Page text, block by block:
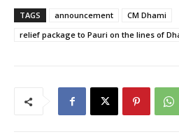
c
e
st
o
o
n
ai
l
ar
e
TAGS announcement
CM Dhami
relief package to Pauri on the lines of